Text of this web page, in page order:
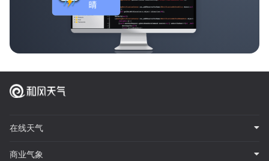
在线天气
商业气象